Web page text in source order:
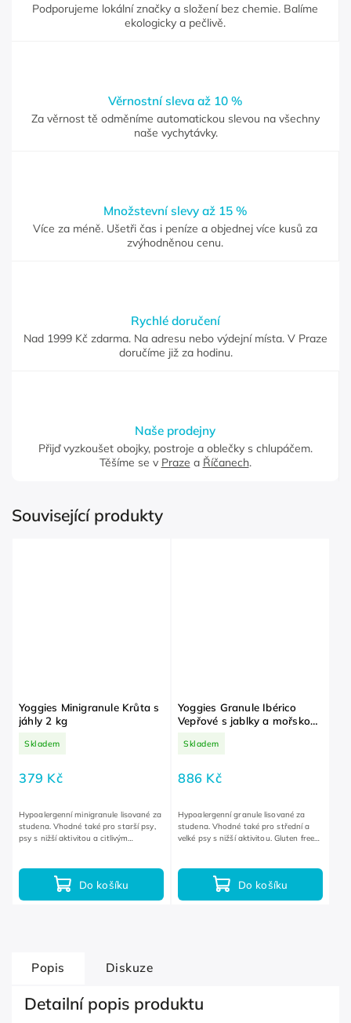
Podporujeme lokální značky a složení bez chemie. Balíme
ekologicky a pečlivě.
Věrnostní sleva až 10 %
Za věrnost tě odměníme automatickou slevou na všechny
naše vychytávky.
Množstevní slevy až 15 %
Více za méně. Ušetři čas i peníze a objednej více kusů za
zvýhodněnou cenu.
Rychlé doručení
Nad 1999 Kč zdarma. Na adresu nebo výdejní místa. V Praze
doručíme již za hodinu.
Naše prodejny
Přijď vyzkoušet obojky, postroje a oblečky s chlupáčem.
Těšíme se v Praze a Říčanech.
Související produkty
Yoggies Minigranule Krůta s
jáhly 2 kg
Skladem
379 Kč
Do košíku
Hypoalergenní minigranule lisované za
studena. Vhodné také pro starší psy,
psy s nižší aktivitou a citlivým
Yoggies Granule Ibérico
Vepřové s jablky a mořskou
Skladem
886 Kč
Do košíku
Hypoalergenní granule lisované za
studena. Vhodné také pro střední a
velké psy s nižší aktivitou. Gluten free
Popis Diskuze
Detailní popis produktu